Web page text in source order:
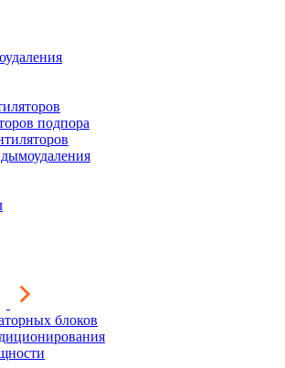
подпора
блоков